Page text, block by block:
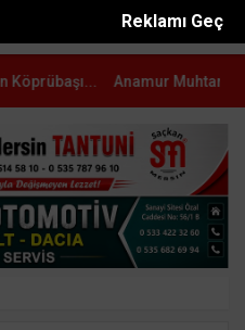
Reklamı Geç
Anamur Muhtarlarından MHP